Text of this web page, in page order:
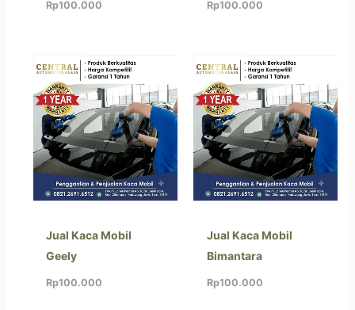
Rp100.000 Rp100.000
Jual Kaca Mobil
Geely
Rp100.000
Jual Kaca Mobil
Bimantara
Rp100.000